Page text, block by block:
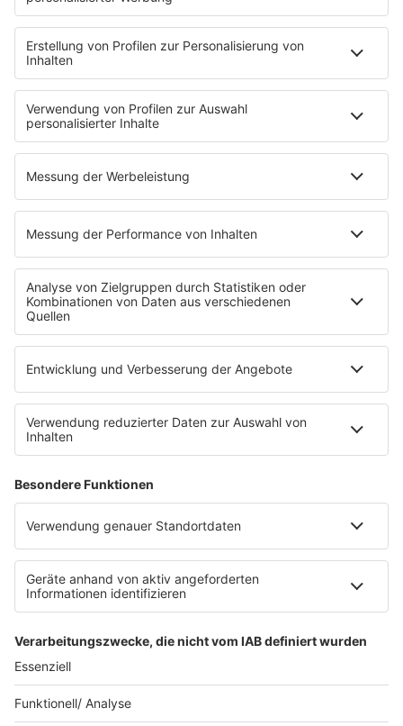
MUSIC
Streams
Album der Woche
News
Highlights
Charts
EVENTS
Kontakt
Newsletter
Empfang
sunshine live App
werben bei SUNSHINE LIVE
SERVICE
Datenschutz
Datenschutzeinstellungen
Datenschutzerklärung zur sunshine live App
Impressum
Teilnahmebedingungen
SUNSHINE LIVE 24/7 ELECTRONIC